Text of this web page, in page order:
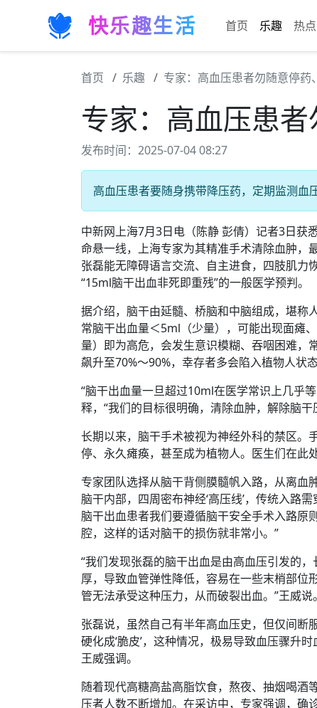
快乐趣生活 首页 乐趣 热
首页 乐趣 专家：高血压患者勿随意停药
专家：高血压患
发布时间：2025-07-04 08:27
高血压患者要随身携带降压药，定期监测
中新网上海7月3日电（陈静 彭倩）记者3日获
命悬一线，上海专家为其精准手术清除血肿，
张磊能无障碍语言交流、自主进食，四肢肌力
“15ml脑干出血非死即重残”的一般医学预判。
据介绍，脑干由延髓、桥脑和中脑组成，堪称
常脑干出血量＜5ml（少量），可能出现面瘫
量）即为高危，会发生意识模糊、吞咽困难
飙升至70%～90%，幸存者多会陷入植物人状态
“脑干出血量一旦超过10ml在医学常识上几乎
释，“我们的目标很明确，清除血肿，解除脑干
长期以来，脑干手术被视为神经外科的禁区。
停、永久瘫痪，甚至成为植物人。医生们在此
专家团队选择从脑干背侧膜髓帆入路，从离血
脑干内部，四周密布神经‘高压线’，传统入路
脑干出血患者我们要遵循脑干安全手术入路原
腔，这样的话对脑干的损伤就非常小。”
“我们发现张磊的脑干出血是由高血压引发的
厚，导致血管弹性降低，容易在一些末梢部位
管无法承受这种压力，从而破裂出血。”王威说。
张磊说，虽然自己有半年高血压史，但仅间断
硬化成‘脆皮’，这种情况，极易导致血压骤升
王威强调。
随着现代高糖高盐高脂饮食，熬夜、抽烟喝酒
压者人数不断增加。在采访中，专家强调，确